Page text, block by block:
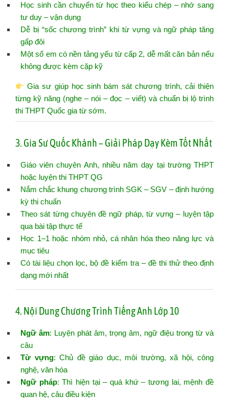
Học sinh cần chuyển từ học theo kiểu chép – nhớ sang
tư duy – vận dụng
Dễ bị “sốc chương trình” khi từ vựng và ngữ pháp tăng
gấp đôi
Một số em có nền tảng yếu từ cấp 2, dễ mất căn bản nếu
không được kèm cặp kỹ
Gia sư giúp học sinh bám sát chương trình, cải thiện
từng kỹ năng (nghe – nói – đọc – viết) và chuẩn bị lộ trình
thi THPT Quốc gia từ sớm.
3. Gia Sư Quốc Khánh – Giải Pháp Dạy Kèm Tốt Nhất
Giáo viên chuyên Anh, nhiều năm dạy tại trường THPT
hoặc luyện thi THPT QG
Nắm chắc khung chương trình SGK – SGV – định hướng
kỳ thi chuẩn
Theo sát từng chuyên đề ngữ pháp, từ vựng – luyện tập
qua bài tập thực tế
Học 1–1 hoặc nhóm nhỏ, cá nhân hóa theo năng lực và
mục tiêu
Có tài liệu chọn lọc, bộ đề kiểm tra – đề thi thử theo định
dạng mới nhất
4. Nội Dung Chương Trình Tiếng Anh Lớp 10
Ngữ âm: Luyện phát âm, trọng âm, ngữ điệu trong từ và
câu
Từ vựng: Chủ đề giáo dục, môi trường, xã hội, công
nghệ, văn hóa
Ngữ pháp: Thì hiện tại – quá khứ – tương lai, mệnh đề
quan hệ, câu điều kiện